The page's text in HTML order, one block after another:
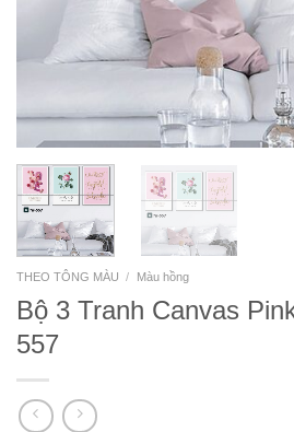
THEO TÔNG MÀU / Màu hồng
Bộ 3 Tranh Canvas
557